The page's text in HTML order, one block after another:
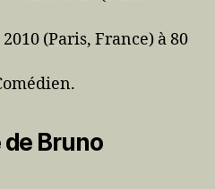
2010 (Paris, France) à 80
Bruno